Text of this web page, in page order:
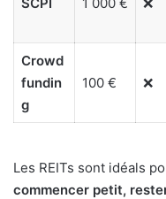
Crowd
fundin
g
100 € ❌
Les REITs sont idéals
commencer petit,